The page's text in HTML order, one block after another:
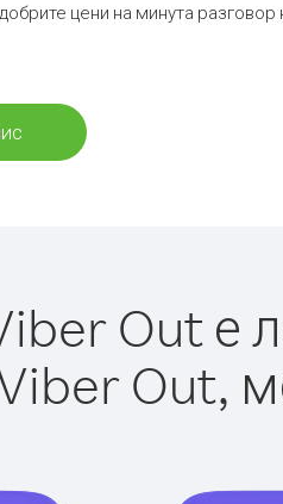
цени на минута
Out е
Out,